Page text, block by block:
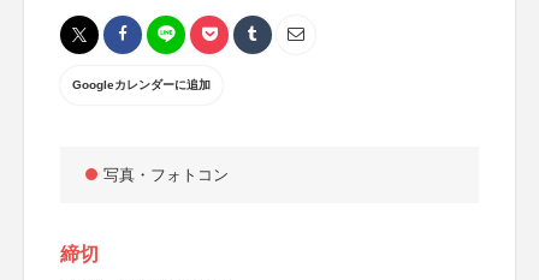
Googleカレンダーに追加
写真・フォトコン
締切